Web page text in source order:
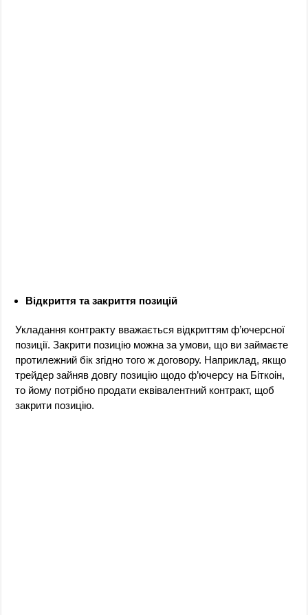
Відкриття та закриття позицій
Укладання контракту вважається відкриттям ф’ючерсної
позиції. Закрити позицію можна за умови, що ви займаєте
протилежний бік згідно того ж договору. Наприклад, якщо
трейдер зайняв довгу позицію щодо ф’ючерсу на Біткоін,
то йому потрібно продати еквівалентний контракт, щоб
закрити позицію.